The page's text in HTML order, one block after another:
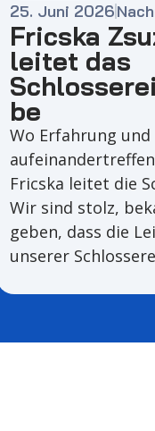
25. Juni 2026
Fricska
leitet das
be
Wo Erfahrung und
Fricska leitet die
Wir sind stolz,
geben, dass die
unserer